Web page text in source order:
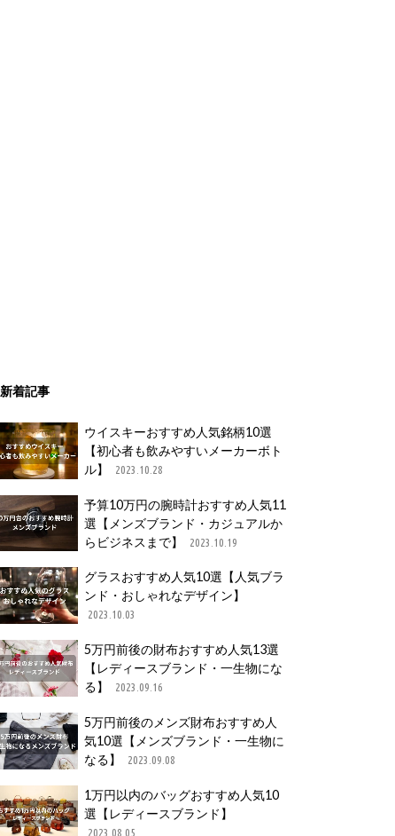
新着記事
ウイスキーおすすめ人気銘柄10選
【初心者も飲みやすいメーカーボト
ル】
2023.10.28
予算10万円の腕時計おすすめ人気11
選【メンズブランド・カジュアルか
らビジネスまで】
2023.10.19
グラスおすすめ人気10選【人気ブラ
ンド・おしゃれなデザイン】
2023.10.03
5万円前後の財布おすすめ人気13選
【レディースブランド・一生物にな
る】
2023.09.16
5万円前後のメンズ財布おすすめ人
気10選【メンズブランド・一生物に
なる】
2023.09.08
1万円以内のバッグおすすめ人気10
選【レディースブランド】
2023.08.05